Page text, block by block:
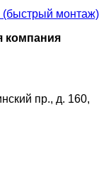
(быстрый монтаж)
компания
пр., д. 160,